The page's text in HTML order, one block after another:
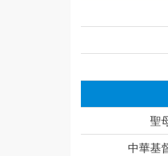
聖
中華基